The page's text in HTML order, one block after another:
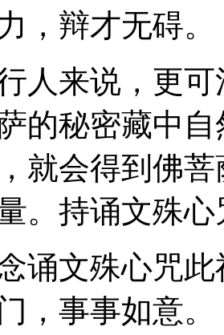
，辩才无碍。
来说，更可
的秘密藏中
就会得到佛
。持诵文殊
文殊心咒此
，事事如意。